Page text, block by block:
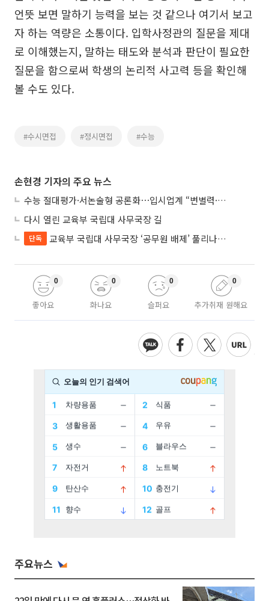
언뜻 보면 말하기 능력을 보는 것 같으나 여기서 보고
자 하는 역량은 소통이다. 입학사정관의 질문을 제대
로 이해했는지, 말하는 태도와 분석과 판단이 필요한
질문을 함으로써 학생의 논리적 사고력 등을 확인해
볼 수도 있다.
#수시면접 #정시면접 #수능
손현경 기자의 주요 뉴스
수능 절대평가·서논술형 공론화⋯입시업계 “변별력·사교육 대책 먼저”
다시 열린 교육부 국립대 사무국장 길
단독 교육부 국립대 사무국장 ‘공무원 배제’ 풀리나…응시자격 다시 열렸다
좋아요
0
화나요
0
슬퍼요
0
추가취재 원해요
0
주요뉴스